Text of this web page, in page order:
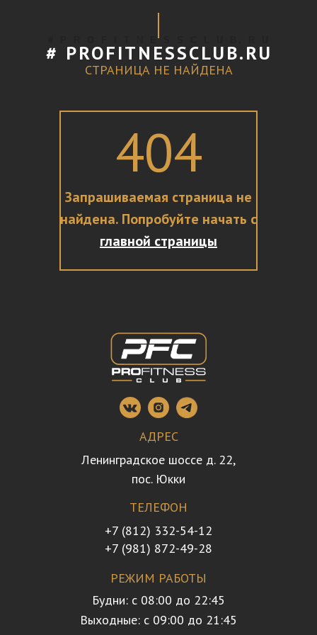
404
Запрашиваемая страница не
найдена. Попробуйте начать с
главной страницы
# P R O F I T N E S S C L U B. R U
СТРАНИЦА НЕ НАЙДЕНА
# PROFITNESSCLUB.RU
ТЕЛЕФОН
+7 (812) 332-54-12
+7 (981) 872-49-28
РЕЖИМ РАБОТЫ
Будни: с 08:00 до 22:45
Выходные: с 09:00 до 21:45
АДРЕС
Ленинградское шоссе д. 22,
пос. Юкки